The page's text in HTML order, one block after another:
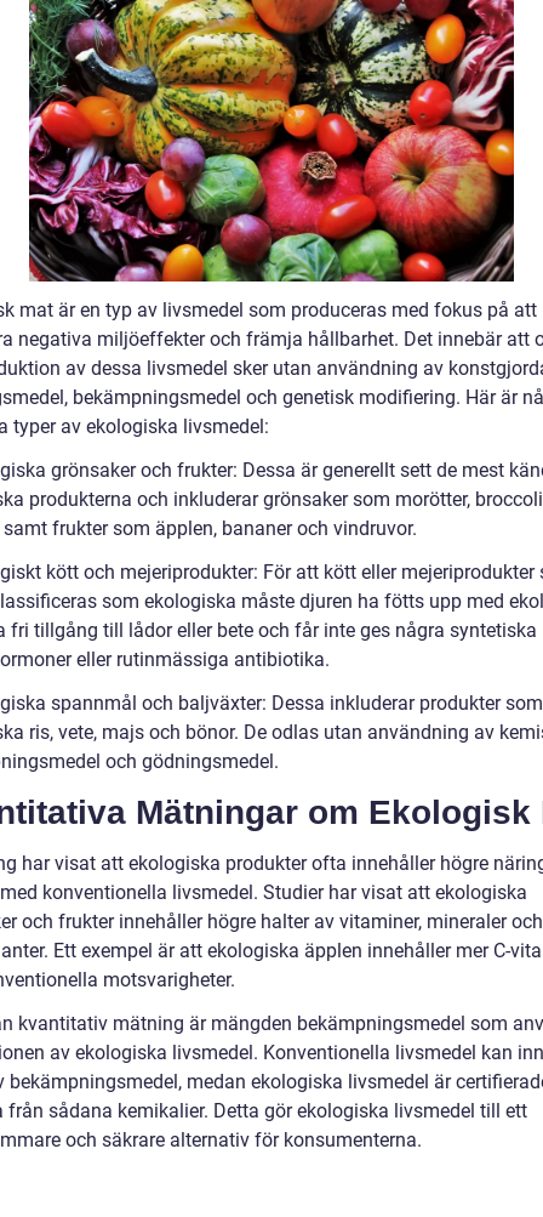
mat är en typ av livsmedel som produceras med fokus på att
negativa miljöeffekter och främja hållbarhet. Det innebär att
av dessa livsmedel sker utan användning av
bekämpningsmedel och genetisk modifiering. Här är
typer av ekologiska livsmedel:
grönsaker och frukter: Dessa är generellt sett de mest
produkterna och inkluderar grönsaker som morötter,
frukter som äpplen, bananer och vindruvor.
kött och mejeriprodukter: För att kött eller mejeriprodukter
som ekologiska måste djuren ha fötts upp med
fri tillgång till lådor eller bete och får inte ges några syntetiska
eller rutinmässiga antibiotika.
spannmål och baljväxter: Dessa inkluderar produkter som
ris, vete, majs och bönor. De odlas utan användning av
och gödningsmedel.
Mätningar om Ekologisk
har visat att ekologiska produkter ofta innehåller högre
konventionella livsmedel. Studier har visat att ekologiska
och frukter innehåller högre halter av vitaminer, mineraler och
Ett exempel är att ekologiska äpplen innehåller mer C-
motsvarigheter.
kvantitativ mätning är mängden bekämpningsmedel som
av ekologiska livsmedel. Konventionella livsmedel kan
bekämpningsmedel, medan ekologiska livsmedel är
från sådana kemikalier. Detta gör ekologiska livsmedel till ett
och säkrare alternativ för konsumenterna.